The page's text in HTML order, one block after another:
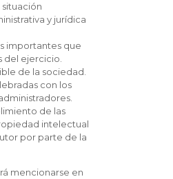
situación
y jurídica
importantes que
del ejercicio.
de la sociedad.
con los
de las
intelectual
por parte de la
mencionarse en